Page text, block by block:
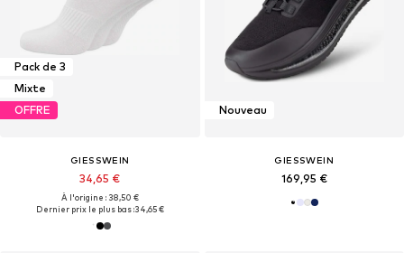
Pack de 3
Mixte
OFFRE
GIESSWEIN
34,65 €
À l'origine : 38,50 €
Dernier prix le plus bas :34,65 €
Nouveau
GIESSWEIN
169,95 €